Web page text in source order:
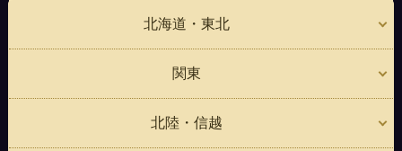
北海道・東北
関東
北陸・信越